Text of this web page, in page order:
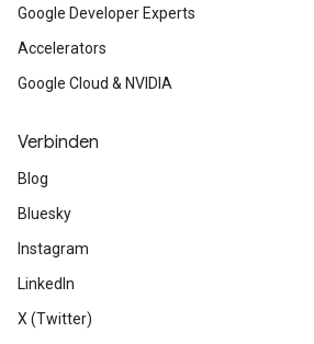
Google Developer Experts
Accelerators
Google Cloud & NVIDIA
Verbinden
Blog
Bluesky
Instagram
LinkedIn
X (Twitter)